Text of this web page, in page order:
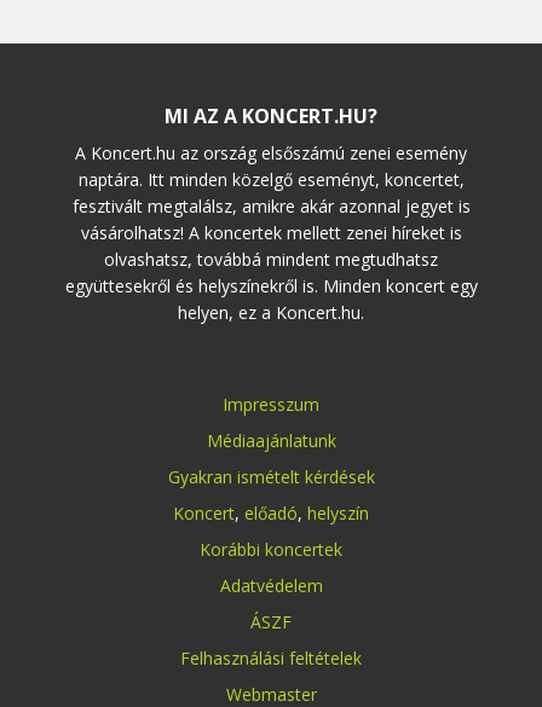
MI AZ A KONCERT.HU?
A Koncert.hu az ország elsőszámú zenei esemény
naptára. Itt minden közelgő eseményt, koncertet,
fesztivált megtalálsz, amikre akár azonnal jegyet is
vásárolhatsz! A koncertek mellett zenei híreket is
olvashatsz, továbbá mindent megtudhatsz
együttesekről és helyszínekről is. Minden koncert egy
helyen, ez a Koncert.hu.
Impresszum
Médiaajánlatunk
Gyakran ismételt kérdések
Koncert, előadó, helyszín
Korábbi koncertek
Adatvédelem
ÁSZF
Felhasználási feltételek
Webmaster